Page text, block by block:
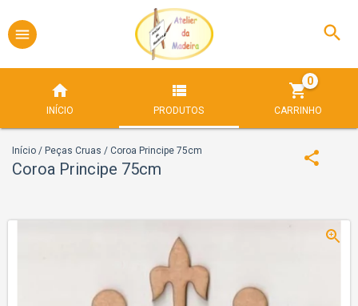
INÍCIO PRODUTOS CARRINHO
0
Início / Peças Cruas / Coroa Principe 75cm
Coroa Principe 75cm